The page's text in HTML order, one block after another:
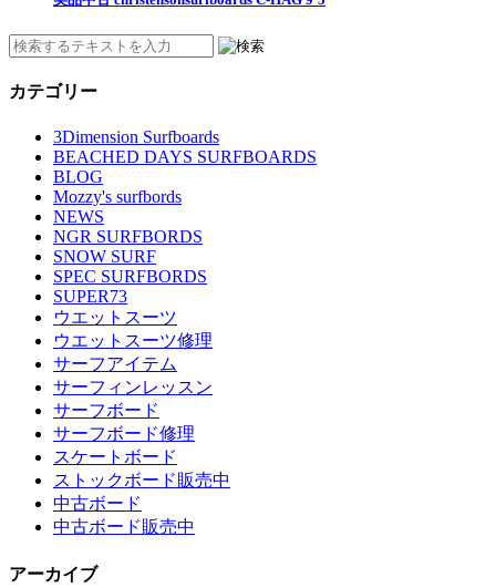
カテゴリー
3Dimension Surfboards
BEACHED DAYS SURFBOARDS
BLOG
Mozzy's surfbords
NEWS
NGR SURFBORDS
SNOW SURF
SPEC SURFBORDS
SUPER73
ウエットスーツ
ウエットスーツ修理
サーフアイテム
サーフィンレッスン
サーフボード
サーフボード修理
スケートボード
ストックボード販売中
中古ボード
中古ボード販売中
アーカイブ